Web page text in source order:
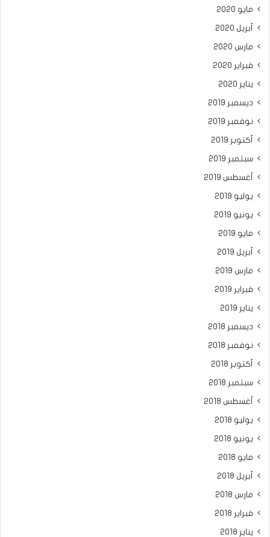
مايو 2020
أبريل 2020
مارس 2020
فبراير 2020
يناير 2020
ديسمبر 2019
نوفمبر 2019
أكتوبر 2019
سبتمبر 2019
أغسطس 2019
يوليو 2019
يونيو 2019
مايو 2019
أبريل 2019
مارس 2019
فبراير 2019
يناير 2019
ديسمبر 2018
نوفمبر 2018
أكتوبر 2018
سبتمبر 2018
أغسطس 2018
يوليو 2018
يونيو 2018
مايو 2018
أبريل 2018
مارس 2018
فبراير 2018
يناير 2018